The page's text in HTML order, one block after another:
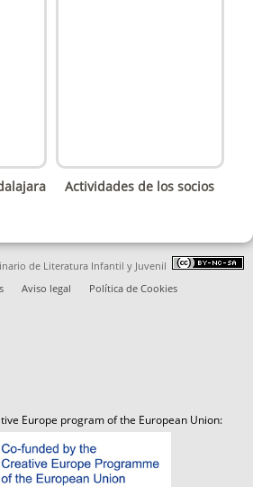
Actividades de los socios
de Literatura Infantil y Juvenil
Aviso legal Política de Cookies
Europe program of the European Union: